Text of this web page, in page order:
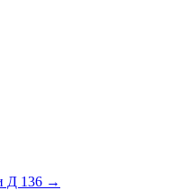
Д 136 →